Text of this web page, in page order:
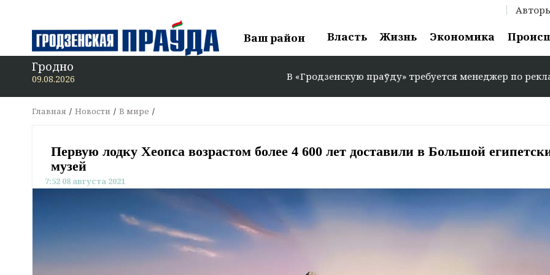
Ваш район Власть Жизнь Экономика
Гродно
09.08.2026 В «Гродзенскую праўду» требуется менеджер по рекламе:
Главная Новости В мире
Первую лодку Хеопса возрастом более 4 600 лет доставили в Большой
музей
7:52 08 августа 2021